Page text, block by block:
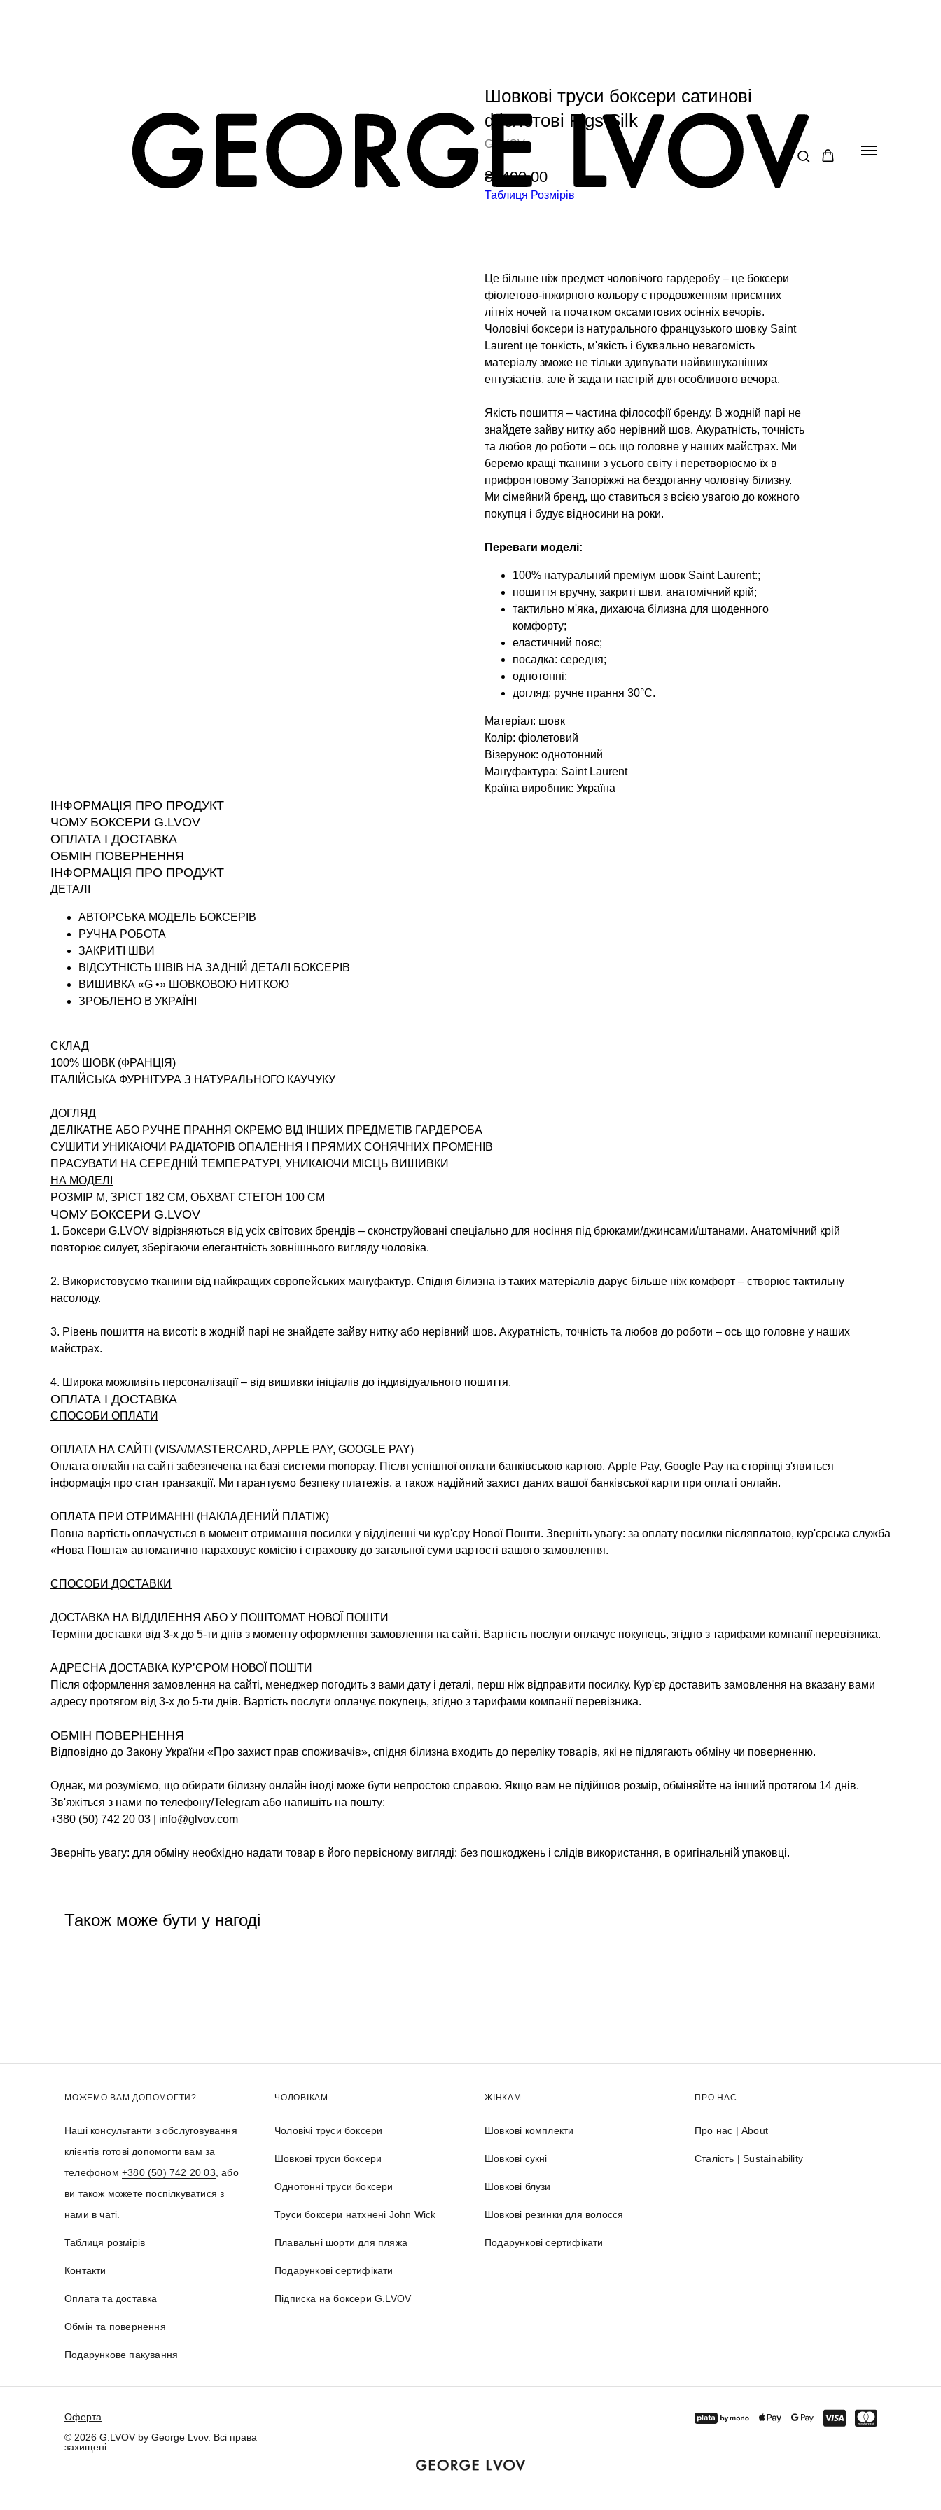
Шовкові труси боксери сатинові
фіолетові Figs Silk
G.LVOV
₴ 5490.00
Таблиця Розмірів
Це більше ніж предмет чоловічого гардеробу – це боксери
фіолетово-інжирного кольору є продовженням приємних
літніх ночей та початком оксамитових осінніх вечорів.
Чоловічі боксери із натурального французького шовку Saint
Laurent це тонкість, м'якість і буквально невагомість
матеріалу зможе не тільки здивувати найвишуканіших
ентузіастів, але й задати настрій для особливого вечора.
Якість пошиття – частина філософії бренду. В жодній парі не
знайдете зайву нитку або нерівний шов. Акуратність, точність
та любов до роботи – ось що головне у наших майстрах. Ми
беремо кращі тканини з усього світу і перетворюємо їх в
прифронтовому Запоріжжі на бездоганну чоловічу білизну.
Ми сімейний бренд, що ставиться з всією увагою до кожного
покупця і будує відносини на роки.
Переваги моделі:
100% натуральний преміум шовк Saint Laurent:;
пошиття вручну, закриті шви, анатомічний крій;
тактильно м'яка, дихаюча білизна для щоденного
комфорту;
еластичний пояс;
посадка: середня;
однотонні;
догляд: ручне прання 30°C.
Матеріал: шовк
Колір: фіолетовий
Візерунок: однотонний
Мануфактура: Saint Laurent
Країна виробник: Україна
ІНФОРМАЦІЯ ПРО ПРОДУКТ
ЧОМУ БОКСЕРИ G.LVOV
ОПЛАТА І ДОСТАВКА
ОБМІН ПОВЕРНЕННЯ
ІНФОРМАЦІЯ ПРО ПРОДУКТ
ДЕТАЛІ
АВТОРСЬКА МОДЕЛЬ БОКСЕРІВ
РУЧНА РОБОТА
ЗАКРИТІ ШВИ
ВІДСУТНІСТЬ ШВІВ НА ЗАДНІЙ ДЕТАЛІ БОКСЕРІВ
ВИШИВКА «G •» ШОВКОВОЮ НИТКОЮ
ЗРОБЛЕНО В УКРАЇНІ
СКЛАД
100% ШОВК (ФРАНЦІЯ)
ІТАЛІЙСЬКА ФУРНІТУРА З НАТУРАЛЬНОГО КАУЧУКУ
ДОГЛЯД
ДЕЛІКАТНЕ АБО РУЧНЕ ПРАННЯ ОКРЕМО ВІД ІНШИХ ПРЕДМЕТІВ ГАРДЕРОБА
СУШИТИ УНИКАЮЧИ РАДІАТОРІВ ОПАЛЕННЯ І ПРЯМИХ СОНЯЧНИХ ПРОМЕНІВ
ПРАСУВАТИ НА СЕРЕДНІЙ ТЕМПЕРАТУРІ, УНИКАЮЧИ МІСЦЬ ВИШИВКИ
НА МОДЕЛІ
РОЗМІР M, ЗРІСТ 182 СМ, ОБХВАТ СТЕГОН 100 СМ
ЧОМУ БОКСЕРИ G.LVOV
1. Боксери G.LVOV відрізняються від усіх світових брендів – сконструйовані спеціально для носіння під брюками/джинсами/штанами. Анатомічний крій
повторює силует, зберігаючи елегантність зовнішнього вигляду чоловіка.
2. Використовуємо тканини від найкращих європейських мануфактур. Спідня білизна із таких матеріалів дарує більше ніж комфорт – створює тактильну
насолоду.
3. Рівень пошиття на висоті: в жодній парі не знайдете зайву нитку або нерівний шов. Акуратність, точність та любов до роботи – ось що головне у наших
майстрах.
4. Широка можливіть персоналізації – від вишивки ініціалів до індивідуального пошиття.
ОПЛАТА І ДОСТАВКА
СПОСОБИ ОПЛАТИ
ОПЛАТА НА САЙТІ (VISA/MASTERCARD, APPLE PAY, GOOGLE PAY)
Оплата онлайн на сайті забезпечена на базі системи monopay. Після успішної оплати банківською картою, Apple Pay, Google Pay на сторінці з'явиться
інформація про стан транзакції. Ми гарантуємо безпеку платежів, а також надійний захист даних вашої банківської карти при оплаті онлайн.
ОПЛАТА ПРИ ОТРИМАННІ (НАКЛАДЕНИЙ ПЛАТІЖ)
Повна вартість оплачується в момент отримання посилки у відділенні чи кур'єру Нової Пошти. Зверніть увагу: за оплату посилки післяплатою, кур'єрська служба
«Нова Пошта» автоматично нараховує комісію і страховку до загальної суми вартості вашого замовлення.
СПОСОБИ ДОСТАВКИ
ДОСТАВКА НА ВІДДІЛЕННЯ АБО У ПОШТОМАТ НОВОЇ ПОШТИ
Терміни доставки від 3-х до 5-ти днів з моменту оформлення замовлення на сайті. Вартість послуги оплачує покупець, згідно з тарифами компанії перевізника.
АДРЕСНА ДОСТАВКА КУР’ЄРОМ НОВОЇ ПОШТИ
Після оформлення замовлення на сайті, менеджер погодить з вами дату і деталі, перш ніж відправити посилку. Кур'єр доставить замовлення на вказану вами
адресу протягом від 3-х до 5-ти днів. Вартість послуги оплачує покупець, згідно з тарифами компанії перевізника.
ОБМІН ПОВЕРНЕННЯ
Відповідно до Закону України «Про захист прав споживачів», спідня білизна входить до переліку товарів, які не підлягають обміну чи поверненню.
Однак, ми розуміємо, що обирати білизну онлайн іноді може бути непростою справою. Якщо вам не підійшов розмір, обміняйте на інший протягом 14 днів.
Зв'яжіться з нами по телефону/Telegram або напишіть на пошту:
+380 (50) 742 20 03 | info@glvov.com
Зверніть увагу: для обміну необхідно надати товар в його первісному вигляді: без пошкоджень і слідів використання, в оригінальній упаковці.
Також може бути у нагоді
МОЖЕМО ВАМ ДОПОМОГТИ?
Наші консультанти з обслуговування
клієнтів готові допомогти вам за
телефоном +380 (50) 742 20 03 , або
ви також можете поспілкуватися з
нами в чаті.
Таблиця розмірів
Контакти
Оплата та доставка
Обмін та повернення
Подарункове пакування
ЧОЛОВІКАМ
Чоловічі труси боксери
Шовкові труси боксери
Однотонні труси боксери
Труси боксери натхнені John Wick
Плавальні шорти для пляжа
Подарункові сертифікати
Підписка на боксери G.LVOV
ЖІНКАМ
Шовкові комплекти
Шовкові сукні
Шовкові блузи
Шовкові резинки для волосся
Подарункові сертифікати
ПРО НАС
Про нас | About
Сталість | Sustainability
Оферта
© 2026 G.LVOV by George Lvov. Всі права
захищені